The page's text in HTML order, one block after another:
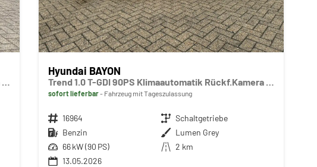
Trend 1.0 T-GDI 90PS Klimaautomatik Rückf.Kamera Parksensoren Sitzheizung Lenkradheizung Bluetooth Touchscreen Tempomat Apple CarPlay + Android Auto 16"LM
Hyundai BAYON
Trend 1.0 T-GDI 90PS Klimaautomatik Rückf.Kamera Parksensoren Sitzheizung Lenkradheizung Bluetooth Touchscreen Tempomat Apple CarPlay + Android Auto 16"LM
sofort lieferbar Fahrzeug mit Tageszulassung
Fahrzeugnr. 16964 Getriebe Schaltgetriebe
Kraftstoff Benzin Außenfarbe Lumen Grey
Leistung 66 kW (90 PS) Kilometerstand 2 km
13.05.2026